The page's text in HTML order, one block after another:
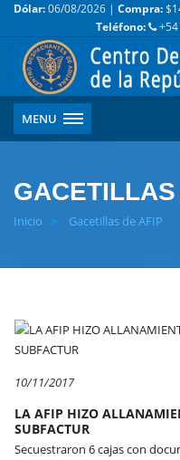
Dólar:06/08/2026 | Compra:
Teléfono:
+54
MENU
Inicio Gacetillas de AFIP
10/11/2017
LA AFIP HIZO
SUBFACTUR
Secuestraron 6 cajas con